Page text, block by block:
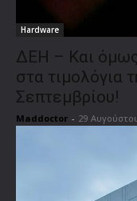
Hardware
ΔΕΗ – Και όμως
στα τιμολόγια
Σεπτεμβρίου!
Maddoctor - 29